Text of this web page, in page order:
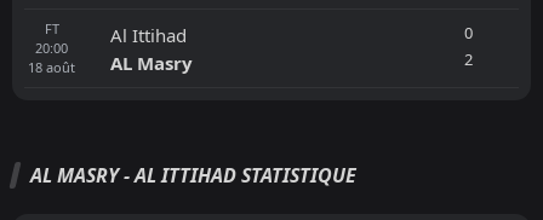
FT
20:00
18 août
Al Ittihad
AL Masry
0
2
AL MASRY - AL ITTIHAD STATISTIQUE